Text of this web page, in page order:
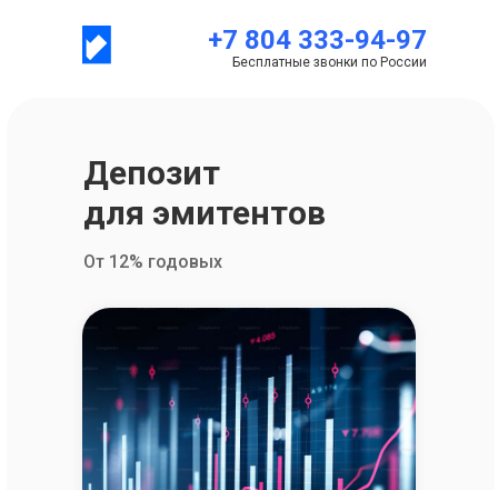
+7 804 333-94-97
Бесплатные звонки по России
Депозит
для эмитентов
От 12% годовых